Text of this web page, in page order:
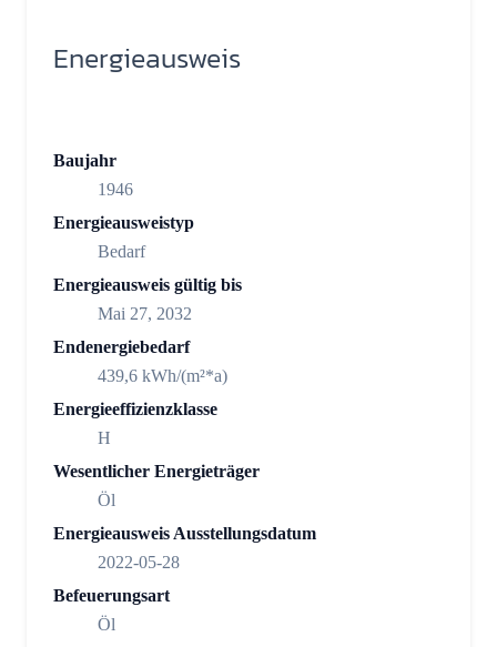
Energieausweis
Baujahr
1946
Energieausweistyp
Bedarf
Energieausweis gültig bis
Mai 27, 2032
Endenergiebedarf
439,6 kWh/(m²*a)
Energieeffizienzklasse
H
Wesentlicher Energieträger
Öl
Energieausweis Ausstellungsdatum
2022-05-28
Befeuerungsart
Öl